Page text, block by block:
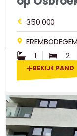
350.000
EREMBODEGEM
1 2
BEKIJK PAND